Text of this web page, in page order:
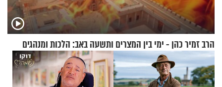
הרב זמיר כהן - ימי בין המצרים ותשעה באב: הלכות ומנהגים